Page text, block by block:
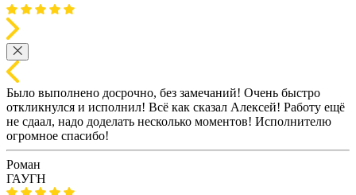
Было выполнено досрочно, без замечаний! Очень быстро
откликнулся и исполнил! Всё как сказал Алексей! Работу ещё
не сдаал, надо доделать несколько моментов! Исполнителю
огромное спасибо!
Роман
ГАУГН